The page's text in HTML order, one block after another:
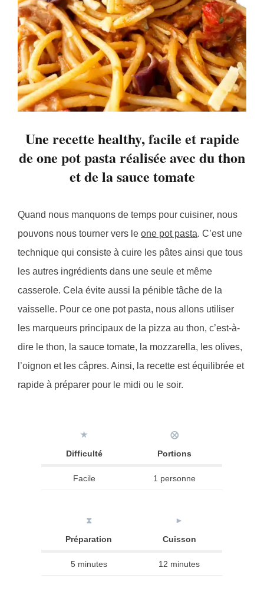
Une recette healthy, facile et rapide
de one pot pasta réalisée avec du thon
et de la sauce tomate
Quand nous manquons de temps pour cuisiner, nous
pouvons nous tourner vers le one pot pasta. C’est une
technique qui consiste à cuire les pâtes ainsi que tous
les autres ingrédients dans une seule et même
casserole. Cela évite aussi la pénible tâche de la
vaisselle. Pour ce one pot pasta, nous allons utiliser
les marqueurs principaux de la pizza au thon, c’est-à-
dire le thon, la sauce tomate, la mozzarella, les olives,
l’oignon et les câpres. Ainsi, la recette est équilibrée et
rapide à préparer pour le midi ou le soir.
★
Difficulté
⨂
Portions
Facile 1 personne
⧗
Préparation
►
Cuisson
5 minutes 12 minutes